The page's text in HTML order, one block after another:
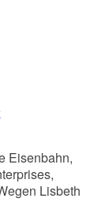
Eisenbahn,
Lisbeth